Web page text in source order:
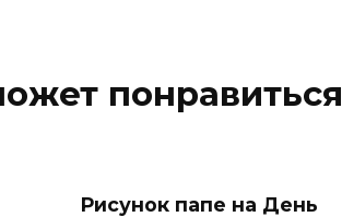
понравиться
Рисунок папе на День